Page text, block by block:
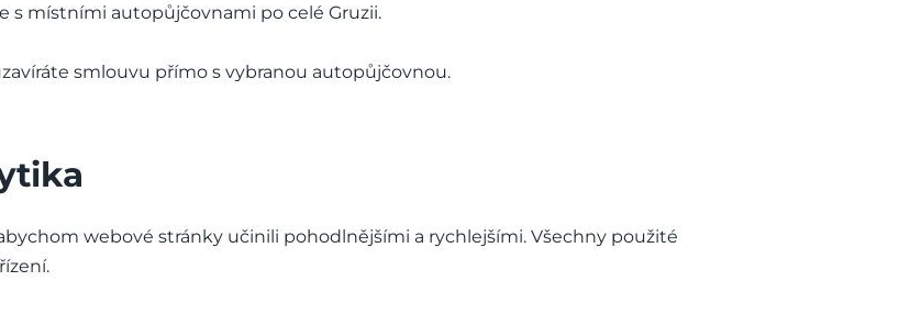
s místními autopůjčovnami po celé Gruzii.
smlouvu přímo s vybranou autopůjčovnou.
webové stránky učinili pohodlnějšími a rychlejšími. Všechny použité